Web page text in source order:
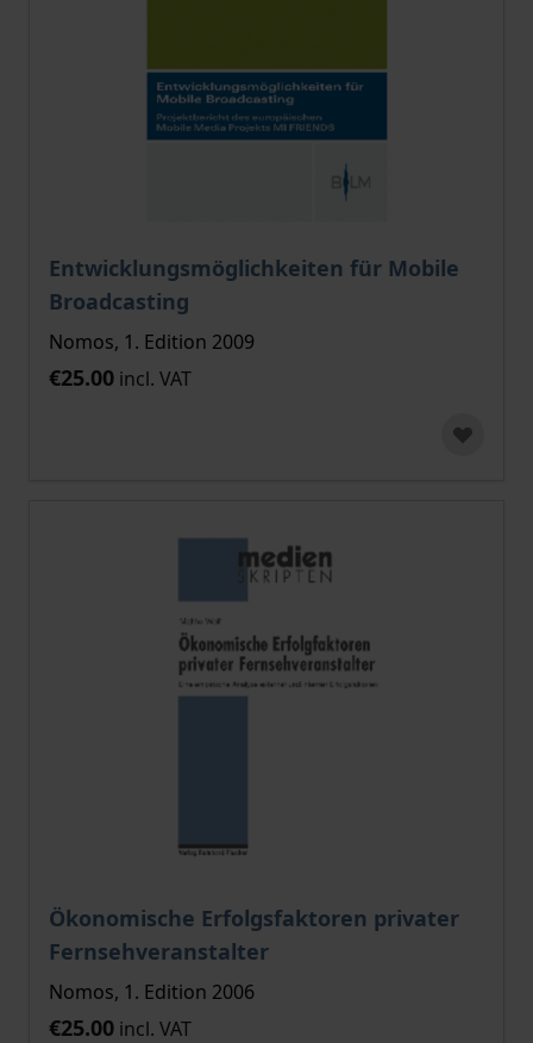
Entwicklungsmöglichkeiten für Mobile
Broadcasting
Nomos, 1. Edition 2009
€25.00 incl. VAT
Ökonomische Erfolgsfaktoren privater
Fernsehveranstalter
Nomos, 1. Edition 2006
€25.00 incl. VAT